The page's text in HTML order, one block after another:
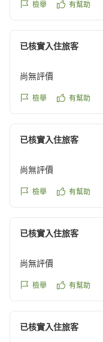
檢舉 有幫助
已核實入住旅客
尚無評價
檢舉 有幫助
已核實入住旅客
尚無評價
檢舉 有幫助
已核實入住旅客
尚無評價
檢舉 有幫助
已核實入住旅客